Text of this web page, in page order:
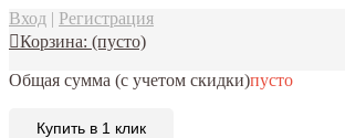
Вход | Регистрация
Корзина: (пусто)
Общая сумма (с учетом скидки)пусто
Купить в 1 клик